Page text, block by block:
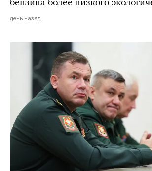
бензина более низкого
день назад